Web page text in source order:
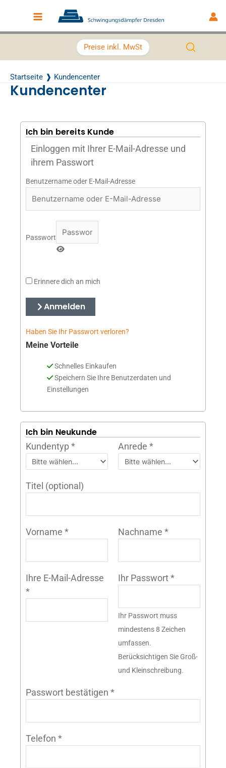
Main Menu
Preise inkl. MwSt
Startseite Kundencenter
Kundencenter
Ich bin bereits Kunde
Einloggen mit Ihrer E-Mail-Adresse und
ihrem Passwort
Benutzername oder E-Mail-Adresse
Passwort
Erinnere dich an mich
Anmelden
Haben Sie Ihr Passwort verloren?
Meine Vorteile
Schnelles Einkaufen
Speichern Sie Ihre Benutzerdaten und
Einstellungen
Ich bin Neukunde
Kundentyp* Anrede*
Titel (optional)
Vorname * Nachname*
Ihre E-Mail-Adresse
*
Ihr Passwort*
Ihr Passwort muss
mindestens 8 Zeichen
umfassen.
Berücksichtigen Sie Groß-
und Kleinschreibung.
Passwort bestätigen *
Telefon *